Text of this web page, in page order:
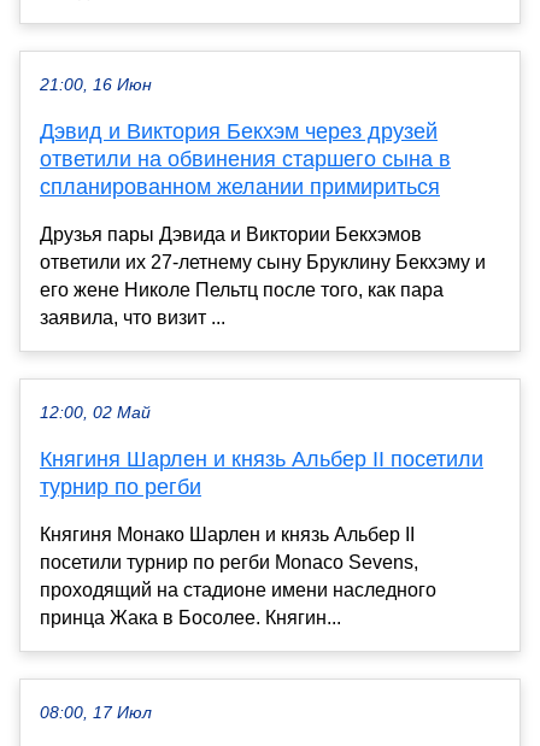
21:00, 16 Июн
Дэвид и Виктория Бекхэм через друзей
ответили на обвинения старшего сына в
спланированном желании примириться
Друзья пары Дэвида и Виктории Бекхэмов
ответили их 27-летнему сыну Бруклину Бекхэму и
его жене Николе Пельтц после того, как пара
заявила, что визит ...
12:00, 02 Май
Княгиня Шарлен и князь Альбер II посетили
турнир по регби
Княгиня Монако Шарлен и князь Альбер II
посетили турнир по регби Monaco Sevens,
проходящий на стадионе имени наследного
принца Жака в Босолее. Княгин...
08:00, 17 Июл